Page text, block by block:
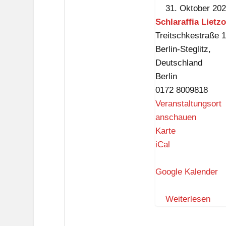
31. Oktober
Schlaraffia
Treitschkestraße
Berlin-Steglitz,
Deutschland
Berlin
0172 8009818
Veranstaltungsort
anschauen
KarteS
l
r
iCal
Google Kalender
Weiterlesen